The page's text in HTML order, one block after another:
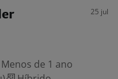
25 jul
Menos de 1 ano